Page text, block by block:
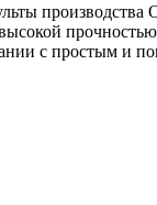
с простым и